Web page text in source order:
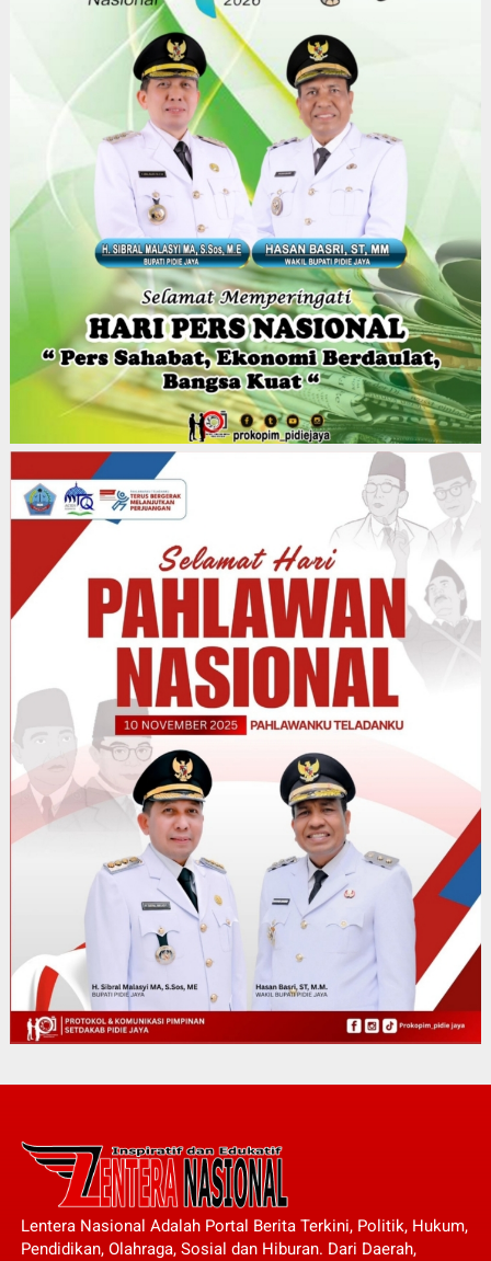
Lentera Nasional Adalah Portal Berita Terkini, Politik, Hukum,
Pendidikan, Olahraga, Sosial dan Hiburan. Dari Daerah,